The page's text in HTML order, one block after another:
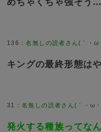
136 ：名無しの読者さん(｀・ω
キングの最終形態は
31 ：名無しの読者さん(｀・ω
発火する種族ってな